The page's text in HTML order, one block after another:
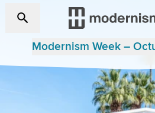
Modernism Week –